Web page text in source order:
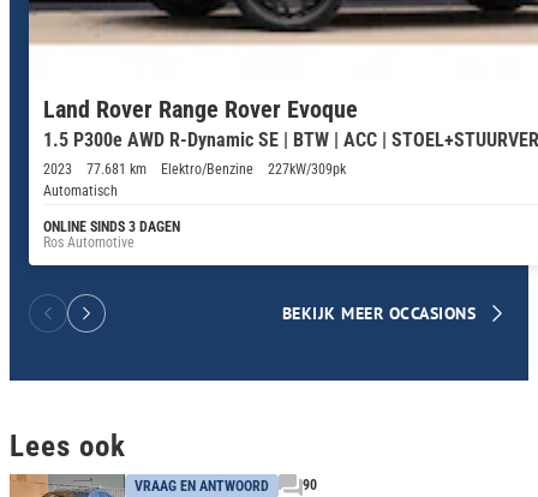
Land Rover Range Rover Evoque
1.5 P300e AWD R-Dynamic SE | BTW | ACC |
2023 77.681 km Elektro/Benzine
227kW/309pk
Automatisch
ONLINE SINDS 3 DAGEN
Ros Automotive
BEKIJK MEER OCCASIONS
Lees ook
VRAAG EN ANTWOORD 90